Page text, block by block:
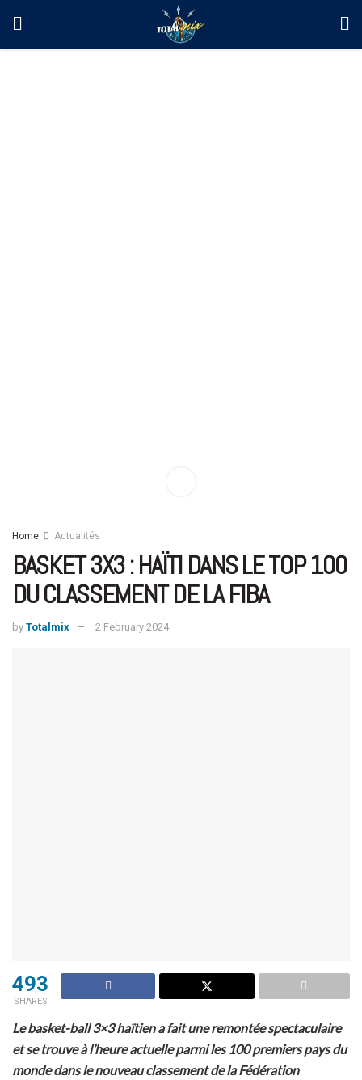
Home Actualités
BASKET 3X3 : HAÏTI DANS LE TOP 100
DU CLASSEMENT DE LA FIBA
by Totalmix 2 February 2024
493
SHARES
Le basket-ball 3×3 haïtien a fait une remontée spectaculaire
et se trouve à l’heure actuelle parmi les 100 premiers pays du
monde dans le nouveau classement de la Fédération